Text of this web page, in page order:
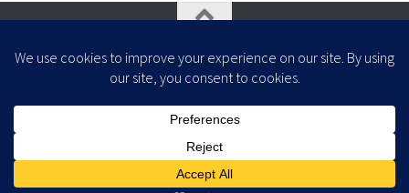
- Zaprojektowany z